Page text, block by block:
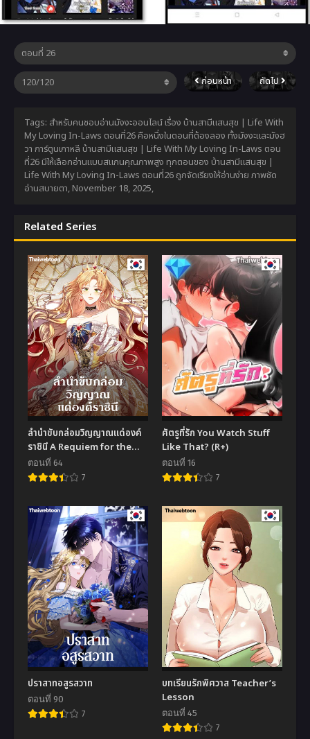
ก่อนหน้า ถัดไป
Tags: สำหรับคนชอบอ่านมังงะออนไลน์ เรื่อง บ้านสามีแสนสุข | Life With
My Loving In-Laws ตอนที่26 คือหนึ่งในตอนที่ต้องลอง ทั้งมังงะและมังฮ
วา การ์ตูนเกาหลี บ้านสามีแสนสุข | Life With My Loving In-Laws ตอน
ที่26 มีให้เลือกอ่านแบบสแกนคุณภาพสูง ทุกตอนของ บ้านสามีแสนสุข |
Life With My Loving In-Laws ตอนที่26 ถูกจัดเรียงให้อ่านง่าย ภาพชัด
อ่านสบายตา, November 18, 2025,
Related Series
ลำนำขับกล่อมวิญญาณแด่องค์
ราชินี A Requiem for the
Queen
ตอนที่ 64
7
ศัตรูที่รัก You Watch Stuff
Like That? (R+)
ตอนที่ 16
7
ปราสาทอสูรสวาท
ตอนที่ 90
7
บทเรียนรักพิศวาส Teacher’s
Lesson
ตอนที่ 45
7